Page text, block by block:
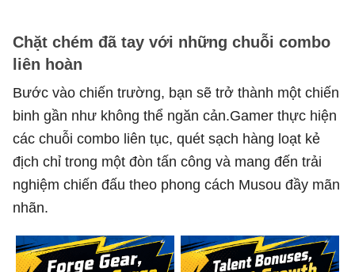
Chặt chém đã tay với những chuỗi combo
liên hoàn
Bước vào chiến trường, bạn sẽ trở thành một chiến
binh gần như không thể ngăn cản.Gamer thực hiện
các chuỗi combo liên tục, quét sạch hàng loạt kẻ
địch chỉ trong một đòn tấn công và mang đến trải
nghiệm chiến đấu theo phong cách Musou đầy mãn
nhãn.